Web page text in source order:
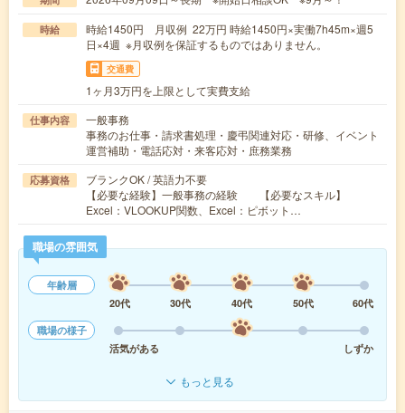
時給
時給1450円 月収例 22万円 時給1450円×実働7h45m×週5
日×4週 ※月収例を保証するものではありません。
交通費
1ヶ月3万円を上限として実費支給
仕事内容
一般事務
事務のお仕事・請求書処理・慶弔関連対応・研修、イベント
運営補助・電話応対・来客応対・庶務業務
応募資格
ブランクOK / 英語力不要
【必要な経験】一般事務の経験 【必要なスキル】
Excel：VLOOKUP関数、Excel：ピボット…
職場の雰囲気
年齢層
20代
30代 40代 50代
60代
職場の様子
活気がある
しずか
もっと見る